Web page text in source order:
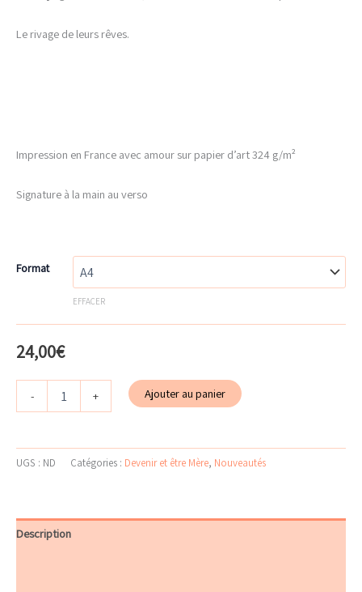
Le rivage de leurs rêves.
Impression en France avec amour sur papier d’art 324 g/m²
Signature à la main au verso
Format
EFFACER
24,00€
- + Ajouter au panier
UGS : ND Catégories : Devenir et être Mère, Nouveautés
Description